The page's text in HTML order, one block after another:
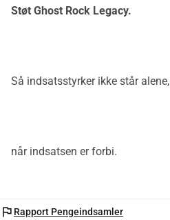
Støt Ghost Rock Legacy.
Så indsatsstyrker ikke står alene,
når indsatsen er forbi.
flag Rapport Pengeindsamler